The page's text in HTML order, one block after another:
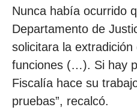
Nunca había ocurrido
Departamento de
solicitara la
funciones (…). Si hay
Fiscalía hace su
pruebas”, recalcó.